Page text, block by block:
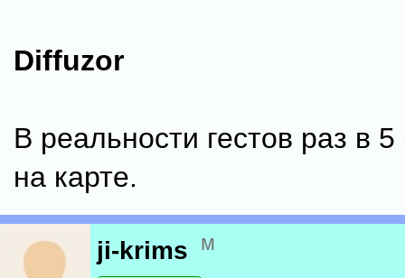
Diffuzor
В реальности гестов раз в
на карте.
ji-krims м